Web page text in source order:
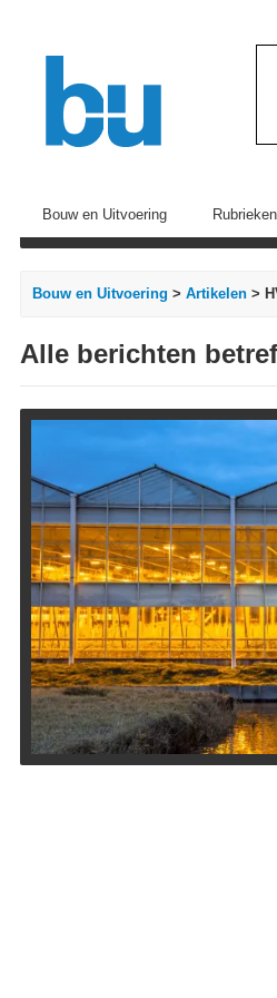
Bouw en Uitvoering Rubrieken
Bouw en Uitvoering > Artikelen >
Alle berichten